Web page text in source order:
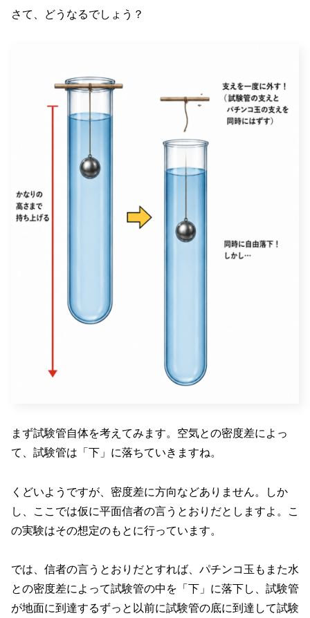
さて、どうなるでしょう？
まず試験管自体を考えてみます。空気との密度差によっ
て、試験管は「下」に落ちていきますね。
くどいようですが、密度差に方向などありません。しか
し、ここでは仮に平面信者の言うとおりだとしますよ。こ
の実験はその想定のもとに行っています。
では、信者の言うとおりだとすれば、パチンコ玉もまた水
との密度差によって試験管の中を「下」に落下し、試験管
が地面に到達するずっと以前に試験管の底に到達して試験